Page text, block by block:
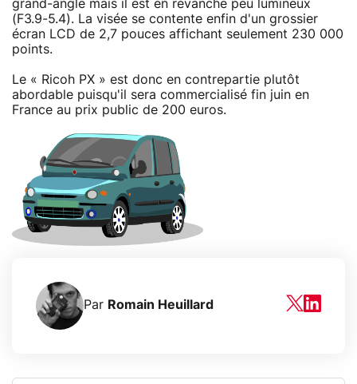
grand-angle mais il est en revanche peu lumineux
(F3.9-5.4). La visée se contente enfin d'un grossier
écran LCD de 2,7 pouces affichant seulement 230 000
points.
Le « Ricoh PX » est donc en contrepartie plutôt
abordable puisqu'il sera commercialisé fin juin en
France au prix public de 200 euros.
Par Romain Heuillard